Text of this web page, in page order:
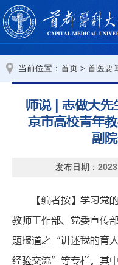
当前位置： 首页 > 首医要
师说 | 志做大
京市高校青年
副
发布日期：
【编者按】学习党
教师工作部、党委宣传
题报道之“讲述我的
经验交流”等专栏。其